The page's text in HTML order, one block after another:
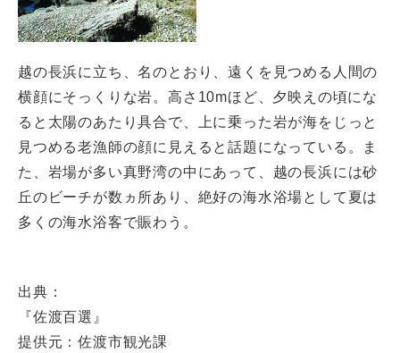
越の長浜に立ち、名のとおり、遠くを見つめる人間の
横顔にそっくりな岩。高さ10mほど、夕映えの頃にな
ると太陽のあたり具合で、上に乗った岩が海をじっと
見つめる老漁師の顔に見えると話題になっている。ま
た、岩場が多い真野湾の中にあって、越の長浜には砂
丘のビーチが数ヵ所あり、絶好の海水浴場として夏は
多くの海水浴客で賑わう。
出典：
『佐渡百選』
提供元：佐渡市観光課